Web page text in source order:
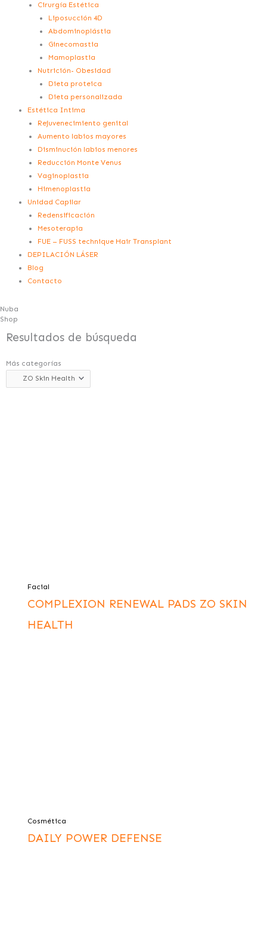
Cirurgía Estética
Liposucción 4D
Abdominoplástia
Ginecomastia
Mamoplastia
Nutrición- Obesidad
Dieta proteica
Dieta personalizada
Estética Intima
Rejuvenecimiento genital
Aumento labios mayores
Disminución labios menores
Reducción Monte Venus
Vaginoplastia
Himenoplastia
Unidad Capilar
Redensificación
Mesoterapia
FUE – FUSS technique Hair Transplant
DEPILACIÓN LÁSER
Blog
Contacto
Nuba
Shop
Resultados de búsqueda
Más categorías
Facial
COMPLEXION RENEWAL PADS ZO SKIN
HEALTH
Cosmética
DAILY POWER DEFENSE